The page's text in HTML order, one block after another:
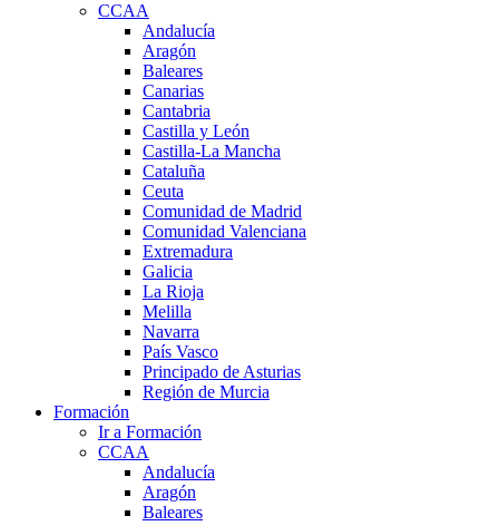
CCAA
Andalucía
Aragón
Baleares
Canarias
Cantabria
Castilla y León
Castilla-La Mancha
Cataluña
Ceuta
Comunidad de Madrid
Comunidad Valenciana
Extremadura
Galicia
La Rioja
Melilla
Navarra
País Vasco
Principado de Asturias
Región de Murcia
Formación
Ir a Formación
CCAA
Andalucía
Aragón
Baleares